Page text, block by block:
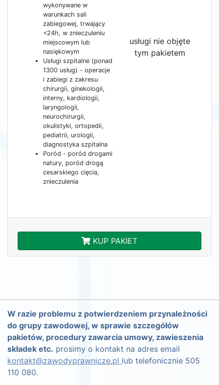
wykonywane w
warunkach sali
zabiegowej, trwający
<24h, w znieczuleniu
miejscowym lub
nasiękowym
Usługi szpitalne (ponad
1300 usług) - operacje
i zabiegi z zakresu
chirurgii, ginekologii,
interny, kardiologii,
laryngologii,
neurochirurgii,
okulistyki, ortopedii,
pediatrii, urologii,
diagnostyka szpitalna
Poród - poród drogami
natury, poród drogą
cesarskiego cięcia,
znieczulenia
usługi nie objęte
tym pakietem
KUP PAKIET
W razie problemu z potwierdzeniem przynależności
do grupy zawodowej, w sprawie szczegółów
pakietów, procedury zawarcia umowy, zawieszenia
składek etc. prosimy o kontakt na adres email
kontakt@zawodyprawnicze.pl lub telefonicznie 505
110 080.